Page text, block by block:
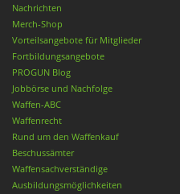
Nachrichten
Merch-Shop
Vorteilsangebote für Mitglieder
Fortbildungsangebote
PROGUN Blog
Jobbörse und Nachfolge
Waffen-ABC
Waffenrecht
Rund um den Waffenkauf
Beschussämter
Waffensachverständige
Ausbildungsmöglichkeiten